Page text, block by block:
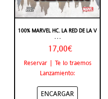
100% MARVEL HC. LA RED DE LA V
. . .
17,00€
Reservar | Te lo traemos
Lanzamiento:
ENCARGAR